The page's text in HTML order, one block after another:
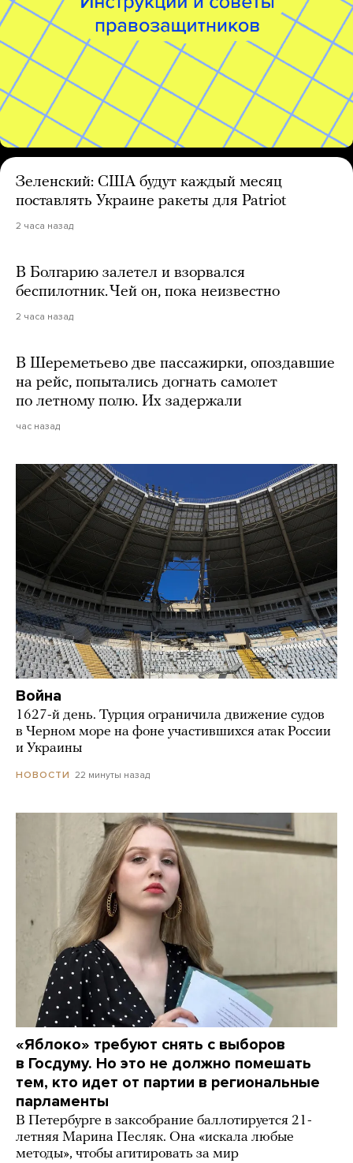
Зеленский: США будут каждый месяц
поставлять Украине ракеты для Patriot
2 часа назад
В Болгарию залетел и взорвался
беспилотник. Чей он, пока неизвестно
2 часа назад
В Шереметьево две пассажирки, опоздавшие
на рейс, попытались догнать самолет
по летному полю. Их задержали
час назад
Война
1627-й день. Турция ограничила движение судов
в Черном море на фоне участившихся атак России
и Украины
НОВОСТИ 22 минуты назад
«Яблоко» требуют снять с выборов
в Госдуму. Но это не должно помешать
тем, кто идет от партии в региональные
парламенты
В Петербурге в заксобрание баллотируется 21-
летняя Марина Песляк. Она «искала любые
методы», чтобы агитировать за мир